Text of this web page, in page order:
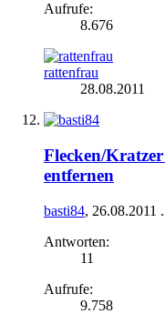
Aufrufe:
8.676
rattenfrau
28.08.2011
Flecken/
entfernen
basti84, 26.08.2011
Antworten:
11
Aufrufe:
9.758